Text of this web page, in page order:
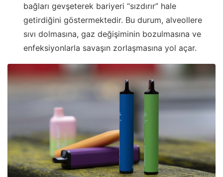
bağları gevşeterek bariyeri “sızdırır” hale
getirdiğini göstermektedir. Bu durum, alveollere
sıvı dolmasına, gaz değişiminin bozulmasına ve
enfeksiyonlarla savaşın zorlaşmasına yol açar.